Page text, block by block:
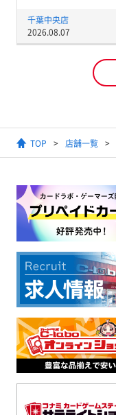
千葉中央店
2026.08.07
TOP 店舗一覧